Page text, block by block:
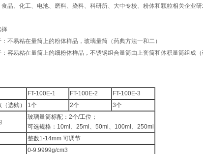
品、化工、电池、磨料、染料、科研所、大中专校、粉体和颗粒相关企业
择
不易粘在量筒上的粉体样品，玻璃量筒（药典方法一和二）
容易粘在量筒上的细粉体样品，不锈钢组合量筒由上套筒和体积量筒组成
FT-100E-1 FT-100E-2
FT-100E-3
选购）
1个 2个 3个
玻璃量筒标配：2个/工位；
可选规格：10ml、25ml、50ml、100ml、250ml
整数1-14mm 可调节
0-9.9999g/cm3